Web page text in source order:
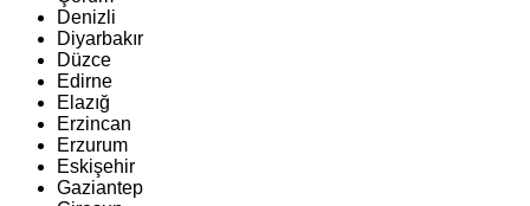
Denizli
Diyarbakır
Düzce
Edirne
Elazığ
Erzincan
Erzurum
Eskişehir
Gaziantep